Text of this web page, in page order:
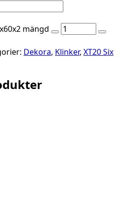
mängd
Dekora, Klinker, XT20 Six